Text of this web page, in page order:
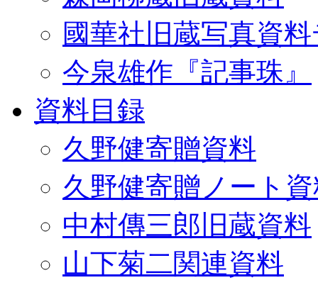
國華社旧蔵写真資
今泉雄作『記事珠』
資料目録
久野健寄贈資料
久野健寄贈ノート
中村傳三郎旧蔵資料
山下菊二関連資料